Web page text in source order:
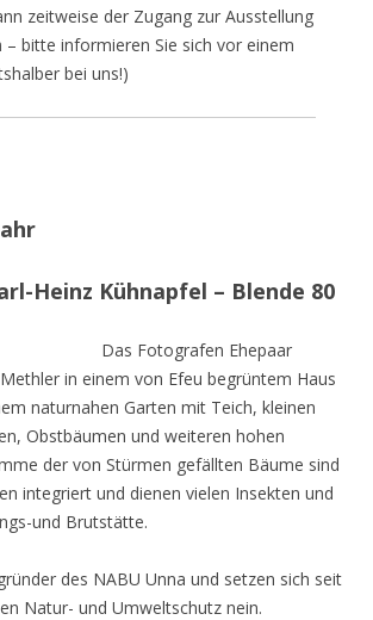
zeitweise der Zugang zur Ausstellung
– bitte informieren Sie sich vor einem
bei uns!)
Heinz Kühnapfel – Blende 80
Das Fotografen Ehepaar
in einem von Efeu begrüntem Haus
naturnahen Garten mit Teich, kleinen
Obstbäumen und weiteren hohen
der von Stürmen gefällten Bäume sind
integriert und dienen vielen Insekten und
und Brutstätte.
des NABU Unna und setzen sich seit
Natur- und Umweltschutz nein.